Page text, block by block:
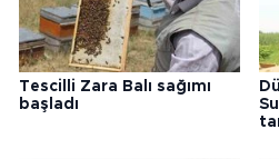
Tescilli Zara Balı sağımı
başladı